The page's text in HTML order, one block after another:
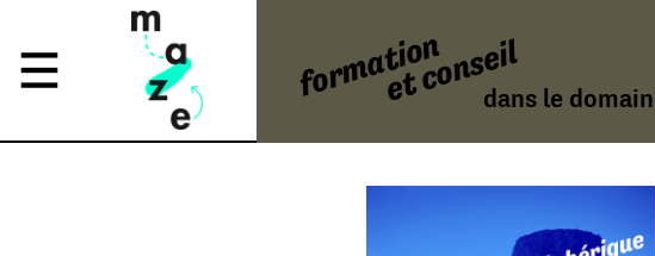
formationet conseildans le